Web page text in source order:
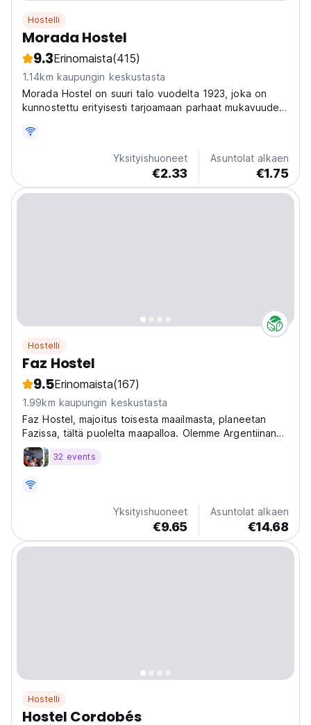
Hostelli
Morada Hostel
9.3Erinomaista(415)
1.14km kaupungin keskustasta
Morada Hostel on suuri talo vuodelta 1923, joka on
kunnostettu erityisesti tarjoamaan parhaat mukavuudet
Yksityishuoneet
€2.33
Asuntolat alkaen
€1.75
Hostelli
Faz Hostel
9.5Erinomaista(167)
1.99km kaupungin keskustasta
Faz Hostel, majoitus toisesta maailmasta, planeetan
Fazissa, tältä puolelta maapalloa. Olemme Argentiinan
keskustassa, Cordoba Capitalissa.
32 events
Yksityishuoneet
€9.65
Asuntolat alkaen
€14.68
Hostelli
Hostel Cordobés